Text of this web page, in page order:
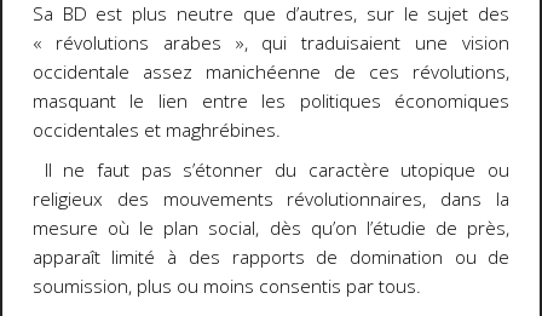
Sa BD est plus neutre que d’autres, sur le sujet des
« révolutions arabes », qui traduisaient une vision
occidentale assez manichéenne de ces révolutions,
masquant le lien entre les politiques économiques
occidentales et maghrébines.
Il ne faut pas s’étonner du caractère utopique ou
religieux des mouvements révolutionnaires, dans la
mesure où le plan social, dès qu’on l’étudie de près,
apparaît limité à des rapports de domination ou de
soumission, plus ou moins consentis par tous.